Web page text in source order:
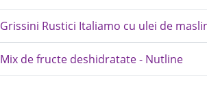
Grissini Rustici Italiamo cu ulei de
Mix de fructe deshidratate - Nutline